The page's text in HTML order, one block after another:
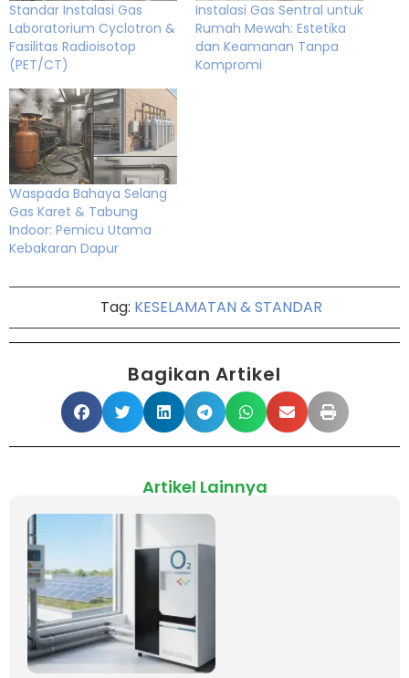
Standar Instalasi Gas
Laboratorium Cyclotron &
Fasilitas Radioisotop
(PET/CT)
Instalasi Gas Sentral untuk
Rumah Mewah: Estetika
dan Keamanan Tanpa
Kompromi
Waspada Bahaya Selang
Gas Karet & Tabung
Indoor: Pemicu Utama
Kebakaran Dapur
Tag: KESELAMATAN & STANDAR
Bagikan Artikel
Artikel Lainnya